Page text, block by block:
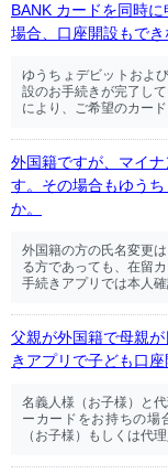
BANK カードを同時
場合、口座開設もでき
ゆうちょデビットおよ
設のお手続きが完了し
により、ご希望のカー
外国籍ですが、マイ
す。その場合もゆう
か。
外国籍の方の氏名変更
る方であっても、在留
手続きアプリでは本人
父親が外国籍で母親
きアプリで子ども口
名義人様（お子様）と
ーカードをお持ちの場
（お子様）もしくは代